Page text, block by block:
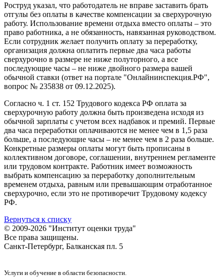
Роструд указал, что работодатель не вправе заставить брать
отгулы без оплаты в качестве компенсации за сверхурочную
работу. Использование времени отдыха вместо оплаты – это
право работника, а не обязанность, навязанная руководством.
Если сотрудник желает получить оплату за переработку,
организация должна оплатить первые два часа работы
сверхурочно в размере не ниже полуторного, а все
последующие часы – не ниже двойного размера вашей
обычной ставки (ответ на портале "Онлайнинспекция.РФ",
вопрос № 235838 от 09.12.2025).
Согласно ч. 1 ст. 152 Трудового кодекса РФ оплата за
сверхурочную работу должна быть произведена исходя из
обычной зарплаты с учетом всех надбавок и премий. Первые
два часа переработки оплачиваются не менее чем в 1,5 раза
больше, а последующие часы – не менее чем в 2 раза больше.
Конкретные размеры оплаты могут быть прописаны в
коллективном договоре, соглашении, внутреннем регламенте
или трудовом контракте. Работник имеет возможность
выбрать компенсацию за переработку дополнительным
временем отдыха, равным или превышающим отработанное
сверхурочно, если это не противоречит Трудовому кодексу
РФ.
Вернуться к списку
© 2009-2026 "Институт оценки труда"
Все права защищены.
Санкт-Петербург, Балканская пл. 5
Услуги и обучение в области безопасности.